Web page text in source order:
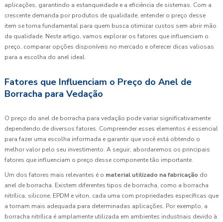
aplicações, garantindo a estanqueidade e a eficiência de sistemas. Com a
crescente demanda por produtos de qualidade, entender o preço desse
item se torna fundamental para quem busca otimizar custos sem abrir mão
da qualidade. Neste artigo, vamos explorar os fatores que influenciam o
preço, comparar opções disponíveis no mercado e oferecer dicas valiosas
para a escolha do anel ideal.
Fatores que Influenciam o Preço do Anel de
Borracha para Vedação
O preço do anel de borracha para vedação pode variar significativamente
dependendo de diversos fatores. Compreender esses elementos é essencial
para fazer uma escolha informada e garantir que você está obtendo o
melhor valor pelo seu investimento. A seguir, abordaremos os principais
fatores que influenciam o preço desse componente tão importante.
Um dos fatores mais relevantes é o material utilizado na fabricação do
anel de borracha. Existem diferentes tipos de borracha, como a borracha
nitrílica, silicone, EPDM e viton, cada uma com propriedades específicas que
a tornam mais adequada para determinadas aplicações. Por exemplo, a
borracha nitrílica é amplamente utilizada em ambientes industriais devido à